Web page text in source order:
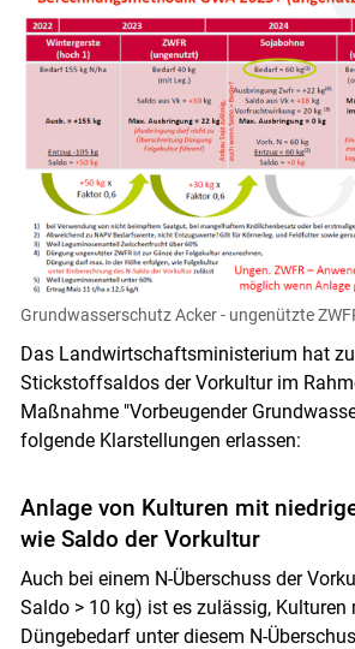
Grundwasserschutz Acker - ungenützte
Das Landwirtschaftsministerium hat
Stickstoffsaldos der Vorkultur im
Maßnahme "Vorbeugender
folgende Klarstellungen erlassen:
Anlage von Kulturen mit
wie Saldo der Vorkultur
Auch bei einem N-Überschuss der
Saldo > 10 kg) ist es zulässig, Kulturen
Düngebedarf unter diesem N-